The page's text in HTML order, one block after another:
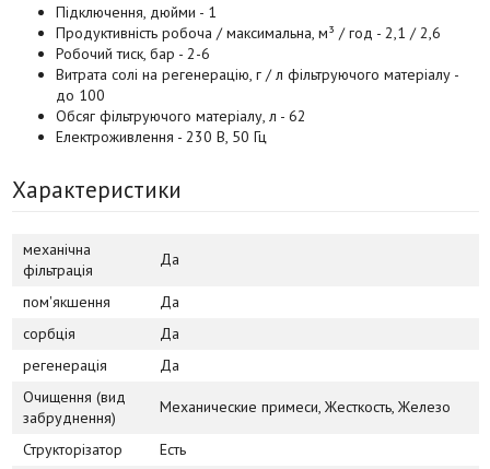
Підключення, дюйми - 1
Продуктивність робоча / максимальна, м³ / год - 2,1 / 2,6
Робочий тиск, бар - 2-6
Витрата солі на регенерацію, г / л фільтруючого матеріалу -
до 100
Обсяг фільтруючого матеріалу, л - 62
Електроживлення - 230 В, 50 Гц
Характеристики
механічна
фільтрація
Да
пом'якшення
Да
сорбція
Да
регенерація
Да
Очищення (вид
забруднення)
Механические примеси, Жесткость, Железо
Структорізатор
Есть